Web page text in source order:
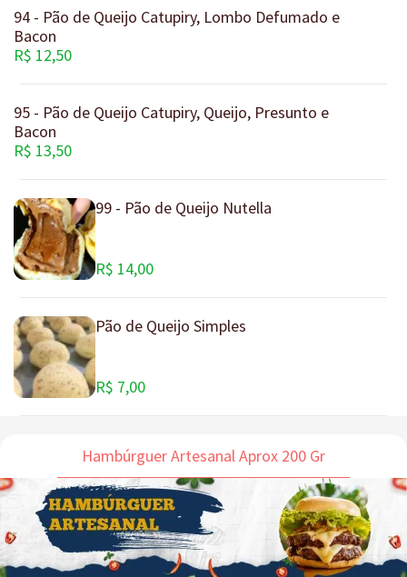
94 - Pão de Queijo Catupiry, Lombo Defumado e
Bacon
R$ 12,50
95 - Pão de Queijo Catupiry, Queijo, Presunto e
Bacon
R$ 13,50
99 - Pão de Queijo Nutella
R$ 14,00
Pão de Queijo Simples
R$ 7,00
Hambúrguer Artesanal Aprox 200 Gr